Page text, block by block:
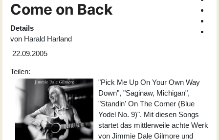
Come on Back
Details
von Harald Harland
22.09.2005
Teilen:
"Pick Me Up On Your Own Way
Down", "Saginaw, Michigan",
"Standin' On The Corner (Blue
Yodel No. 9)". Mit diesen Songs
startet das mittlerweile achte Werk
von Jimmie Dale Gilmore und